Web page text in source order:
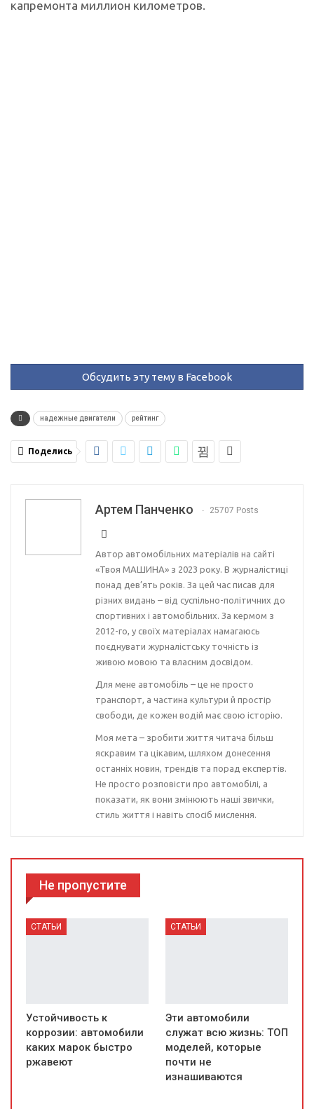
капремонта миллион километров.
Обсудить эту тему в Facebook
надежные двигатели рейтинг
Поделись
Артем Панченко 25707 Posts
Автор автомобільних матеріалів на сайті
«Твоя МАШИНА» з 2023 року. В журналістиці
понад дев’ять років. За цей час писав для
різних видань – від суспільно-політичних до
спортивних і автомобільних. За кермом з
2012-го, у своїх матеріалах намагаюсь
поєднувати журналістську точність із
живою мовою та власним досвідом.
Для мене автомобіль – це не просто
транспорт, а частина культури й простір
свободи, де кожен водій має свою історію.
Моя мета – зробити життя читача більш
яскравим та цікавим, шляхом донесення
останніх новин, трендів та порад експертів.
Не просто розповісти про автомобілі, а
показати, як вони змінюють наші звички,
стиль життя і навіть спосіб мислення.
Не пропустите
СТАТЬИ
Устойчивость к
коррозии: автомобили
каких марок быстро
ржавеют
СТАТЬИ
Эти автомобили
служат всю жизнь: ТОП
моделей, которые
почти не
изнашиваются